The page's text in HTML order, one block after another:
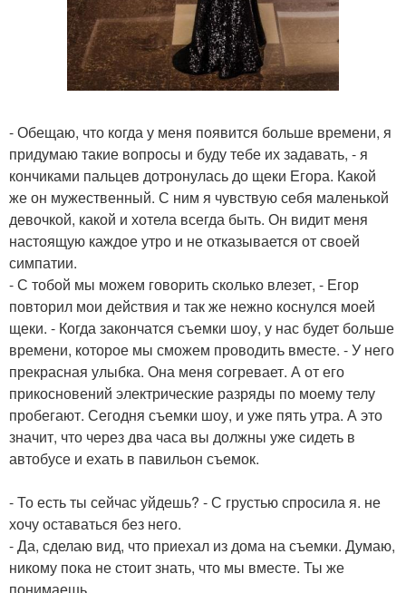
- Обещаю, что когда у меня появится больше времени, я
придумаю такие вопросы и буду тебе их задавать, - я
кончиками пальцев дотронулась до щеки Егора. Какой
же он мужественный. С ним я чувствую себя маленькой
девочкой, какой и хотела всегда быть. Он видит меня
настоящую каждое утро и не отказывается от своей
симпатии.
- С тобой мы можем говорить сколько влезет, - Егор
повторил мои действия и так же нежно коснулся моей
щеки. - Когда закончатся съемки шоу, у нас будет больше
времени, которое мы сможем проводить вместе. - У него
прекрасная улыбка. Она меня согревает. А от его
прикосновений электрические разряды по моему телу
пробегают. Сегодня съемки шоу, и уже пять утра. А это
значит, что через два часа вы должны уже сидеть в
автобусе и ехать в павильон съемок.
- То есть ты сейчас уйдешь? - С грустью спросила я. не
хочу оставаться без него.
- Да, сделаю вид, что приехал из дома на съемки. Думаю,
никому пока не стоит знать, что мы вместе. Ты же